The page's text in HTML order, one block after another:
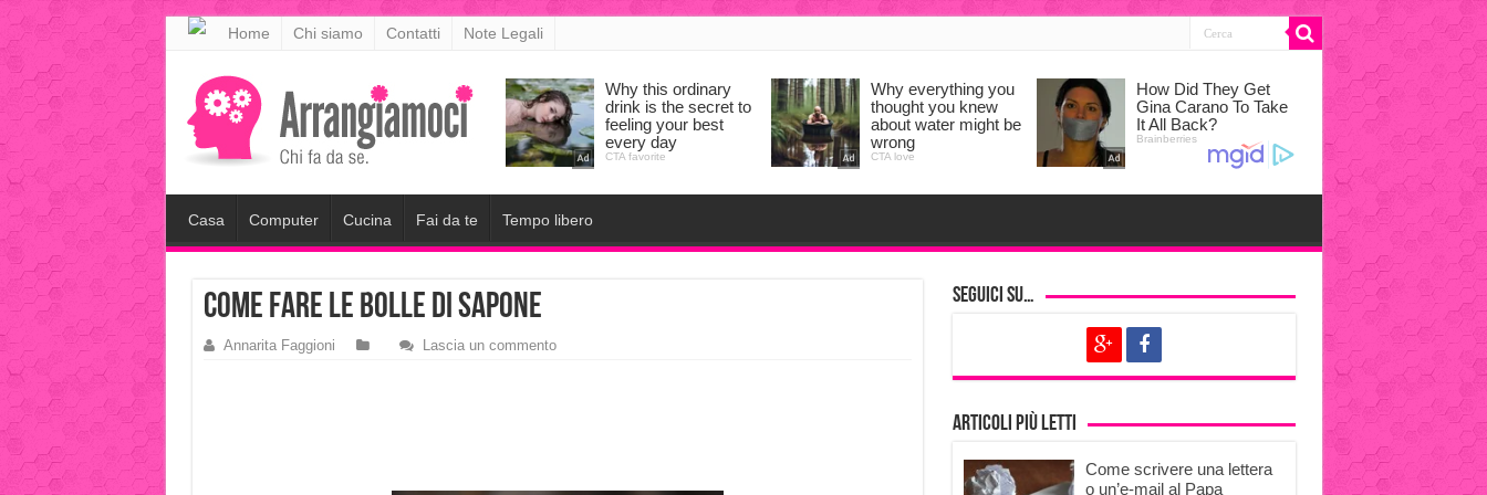
meritking
giriş
kingroyal
giriş
Home Chi siamo Contatti Note Legali
Casa Computer Cucina Fai da te Tempo libero
come fare le bolle di sapone
Annarita Faggioni Lascia un commento
Seguici su…
Articoli più letti
Come scrivere una lettera
o un’e-mail al Papa